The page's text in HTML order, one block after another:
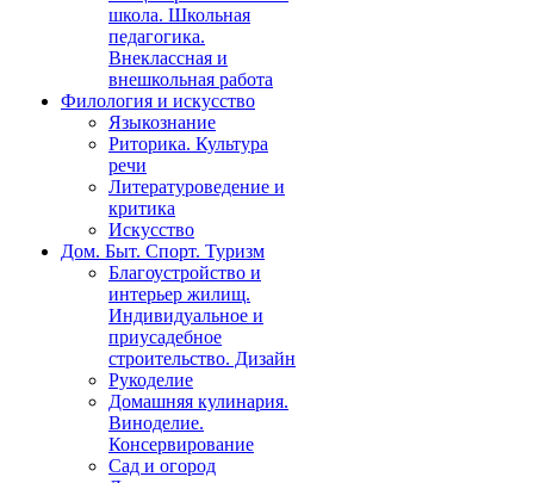
школа. Школьная
педагогика.
Внеклассная и
внешкольная работа
Филология и искусство
Языкознание
Риторика. Культура
речи
Литературоведение и
критика
Искусство
Дом. Быт. Спорт. Туризм
Благоустройство и
интерьер жилищ.
Индивидуальное и
приусадебное
строительство. Дизайн
Рукоделие
Домашняя кулинария.
Виноделие.
Консервирование
Сад и огород